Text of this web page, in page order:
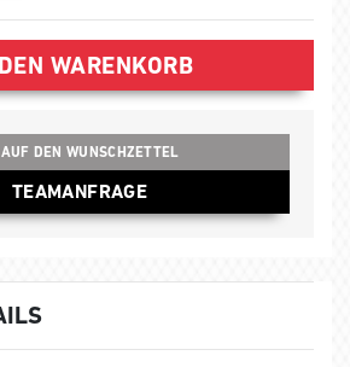
WARENKORB
AUF DEN WUNSCHZETTEL
TEAMANFRAGE